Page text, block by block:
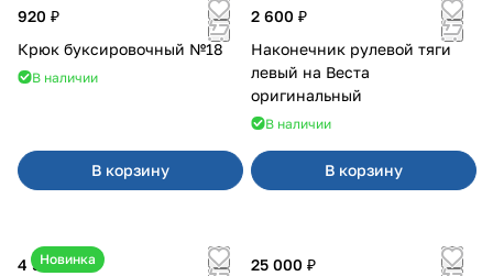
920 ₽
Крюк буксировочный №18
В наличии
В корзину
2 600 ₽
Наконечник рулевой тяги
левый на Веста
оригинальный
В наличии
В корзину
Новинка
4 550 ₽
25 000 ₽